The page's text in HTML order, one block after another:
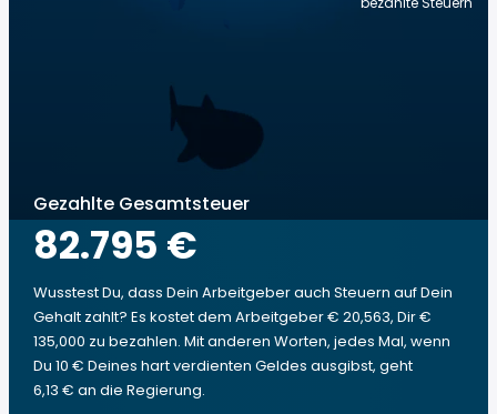
Gezahlte Gesamtsteuer
82.795 €
Wusstest Du, dass Dein Arbeitgeber auch Steuern auf Dein
Gehalt zahlt? Es kostet dem Arbeitgeber € 20,563, Dir €
135,000 zu bezahlen. Mit anderen Worten, jedes Mal, wenn
Du 10 € Deines hart verdienten Geldes ausgibst, geht
6,13 € an die Regierung.